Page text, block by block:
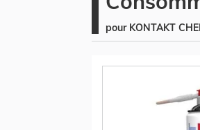
pour KONTAKT